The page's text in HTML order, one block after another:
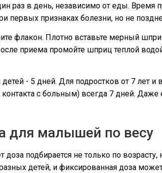
раз в день, независимо от еды. Время
первых признаках болезни, но не
флакон. Плотно вставьте мерный
приема промойте шприц теплой
- 5 дней. Для подростков от 7 лет
контакта с больным) всегда 7 дней.
для малышей по весу
подбирается не только по
разных детей, и фиксированная доза